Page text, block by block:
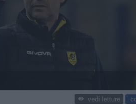
vedi letture